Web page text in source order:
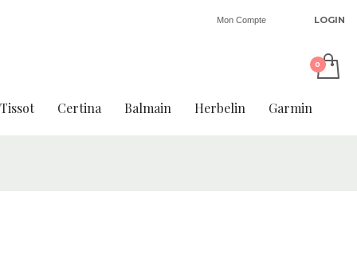
Mon Compte LOGIN
Tissot Certina Balmain Herbelin Garmin